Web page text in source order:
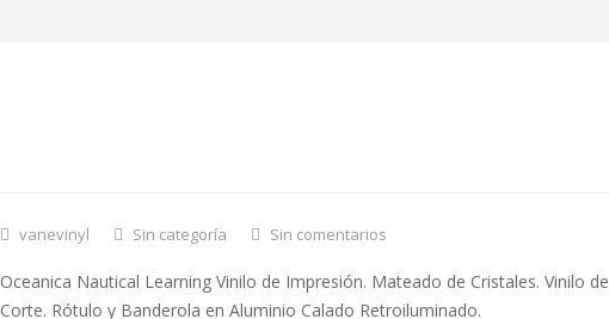
vanevinyl Sin categoría Sin comentarios
Oceanica Nautical Learning Vinilo de Impresión. Mateado de Cristales. Vinilo de
Corte. Rótulo y Banderola en Aluminio Calado Retroiluminado.